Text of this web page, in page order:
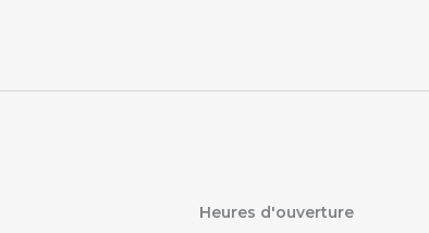
Heures d'ouverture